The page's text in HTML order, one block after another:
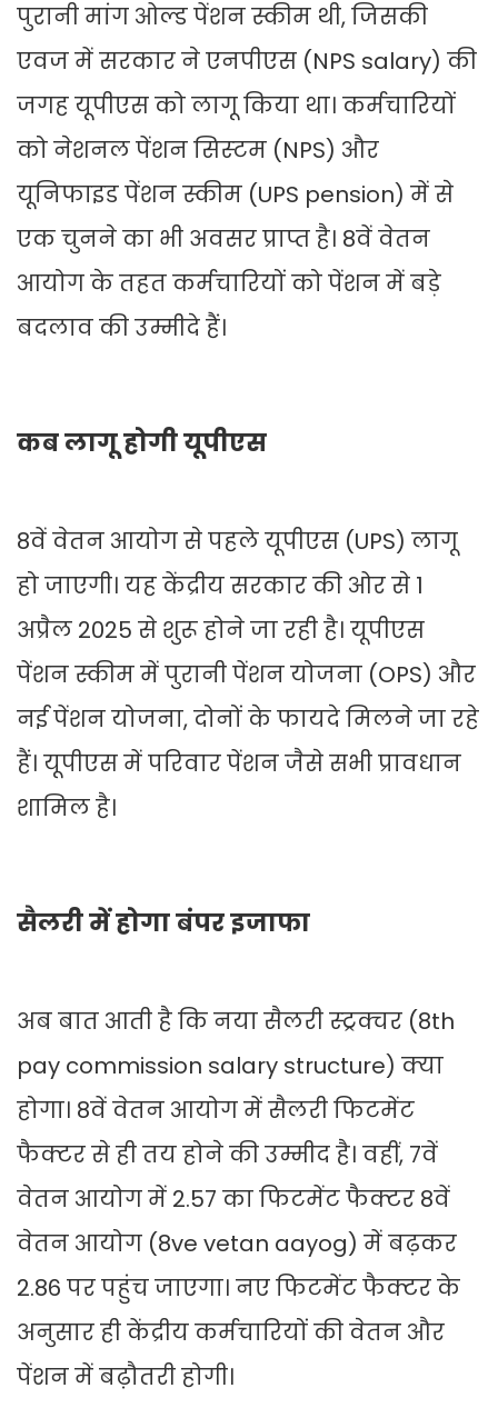
पुरानी मांग ओल्ड पेंशन स्कीम थी, जिसकी
एवज में सरकार ने एनपीएस (NPS salary) की
जगह यूपीएस को लागू किया था। कर्मचारियों
को नेशनल पेंशन सिस्‍टम (NPS) और
यूनिफाइड पेंशन स्कीम (UPS pension) में से
एक चुनने का भी अवसर प्राप्त है। 8वें वेतन
आयोग के तहत कर्मचारियों को पेंशन में बड़े
बदलाव की उम्मीदे हैं।
कब लागू होगी यूपीएस
8वें वेतन आयोग से पहले यूपीएस (UPS) लागू
हो जाएगी। यह केंद्रीय सरकार की ओर से 1
अप्रैल 2025 से शुरू होने जा रही है। यूपीएस
पेंशन स्कीम में पुरानी पेंशन योजना (OPS) और
नई पेंशन योजना, दोनों के फायदे मिलने जा रहे
हैं। यूपीएस में परिवार पेंशन जैसे सभी प्रावधान
शामिल है।
सैलरी में होगा बंपर इजाफा
अब बात आती है कि नया सैलरी स्ट्रक्चर (8th
pay commission salary structure) क्या
होगा। 8वें वेतन आयोग में सैलरी फिटमेंट
फैक्टर से ही तय होने की उम्मीद है। वहीं, 7वें
वेतन आयोग में 2.57 का फिटमेंट फैक्टर 8वें
वेतन आयोग (8ve vetan aayog) में बढ़कर
2.86 पर पहुंच जाएगा। नए फिटमेंट फैक्टर के
अनुसार ही केंद्रीय कर्मचारियों की वेतन और
पेंशन में बढ़ौतरी होगी।